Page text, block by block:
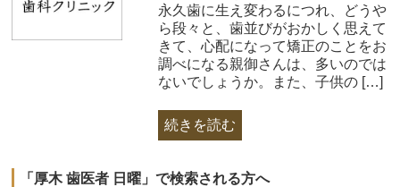
永久歯に生え変わるにつれ、どうや
ら段々と、歯並びがおかしく思えて
きて、心配になって矯正のことをお
調べになる親御さんは、多いのでは
ないでしょうか。また、子供の […]
続きを読む
「厚木 歯医者 日曜」で検索される方へ